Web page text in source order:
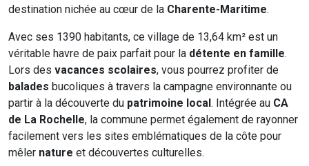
destination nichée au cœur de la Charente-Maritime.
Avec ses 1390 habitants, ce village de 13,64 km² est un
véritable havre de paix parfait pour la détente en famille.
Lors des vacances scolaires, vous pourrez profiter de
balades bucoliques à travers la campagne environnante ou
partir à la découverte du patrimoine local. Intégrée au CA
de La Rochelle, la commune permet également de rayonner
facilement vers les sites emblématiques de la côte pour
mêler nature et découvertes culturelles.